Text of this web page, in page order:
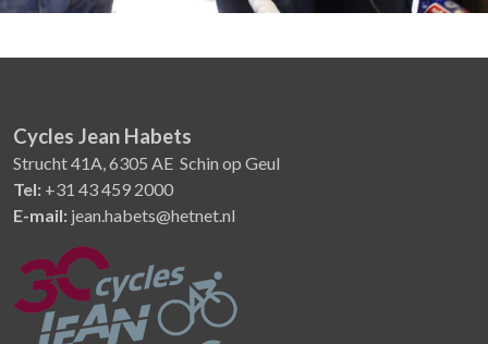
Cycles Jean Habets
Strucht 41A, 6305 AE Schin op Geul
Tel: +31 43 459 2000
E-mail: jean.habets@hetnet.nl